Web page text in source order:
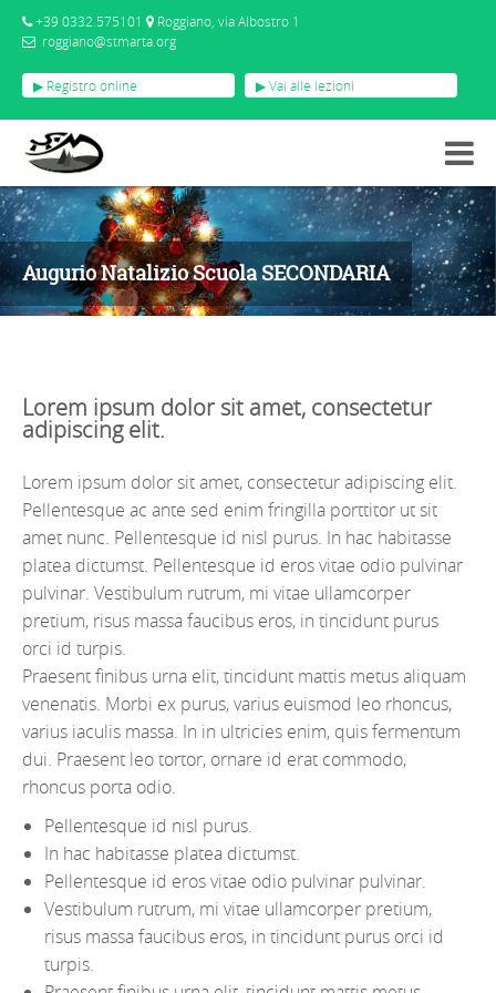
+39 0332.575101
Roggiano, via Albostro 1
roggiano@stmarta.org
▶ Registro online ▶ Vai alle lezioni
EVENTI
Augurio Natalizio Scuola SECONDARIA
Lorem ipsum dolor sit amet, consectetur
adipiscing elit.
Lorem ipsum dolor sit amet, consectetur adipiscing elit.
Pellentesque ac ante sed enim fringilla porttitor ut sit
amet nunc. Pellentesque id nisl purus. In hac habitasse
platea dictumst. Pellentesque id eros vitae odio pulvinar
pulvinar. Vestibulum rutrum, mi vitae ullamcorper
pretium, risus massa faucibus eros, in tincidunt purus
orci id turpis.
Praesent finibus urna elit, tincidunt mattis metus aliquam
venenatis. Morbi ex purus, varius euismod leo rhoncus,
varius iaculis massa. In in ultricies enim, quis fermentum
dui. Praesent leo tortor, ornare id erat commodo,
rhoncus porta odio.
Pellentesque id nisl purus.
In hac habitasse platea dictumst.
Pellentesque id eros vitae odio pulvinar pulvinar.
Vestibulum rutrum, mi vitae ullamcorper pretium,
risus massa faucibus eros, in tincidunt purus orci id
turpis.